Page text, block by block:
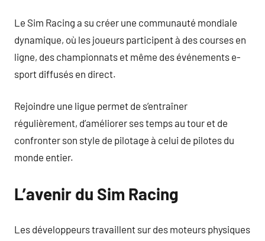
Le Sim Racing a su créer une communauté mondiale
dynamique, où les joueurs participent à des courses en
ligne, des championnats et même des événements e-
sport diffusés en direct.
Rejoindre une ligue permet de s’entraîner
régulièrement, d’améliorer ses temps au tour et de
confronter son style de pilotage à celui de pilotes du
monde entier.
L’avenir du Sim Racing
Les développeurs travaillent sur des moteurs physiques